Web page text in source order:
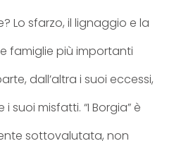
Lo sfarzo, il lignaggio e la
famiglie più importanti
dall’altra i suoi eccessi,
suoi misfatti. “I Borgia” è
sottovalutata, non